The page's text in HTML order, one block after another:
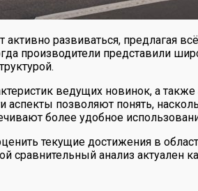
развиваться, предлагая
производители представили
ведущих новинок, а
позволяют понять,
более удобное
текущие достижения в
сравнительный анализ актуален